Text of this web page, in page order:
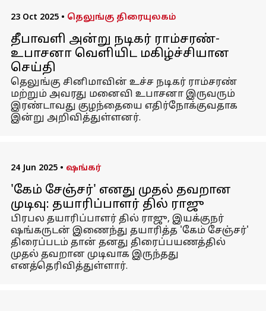
23 Oct 2025 • தெலுங்கு திரையுலகம்
தீபாவளி அன்று நடிகர் ராம்சரண்-
உபாசனா வெளியிட மகிழ்ச்சியான
செய்தி
தெலுங்கு சினிமாவின் உச்ச நடிகர் ராம்சரண்
மற்றும் அவரது மனைவி உபாசனா இருவரும்
இரண்டாவது குழந்தையை எதிர்நோக்குவதாக
இன்று அறிவித்துள்ளனர்.
24 Jun 2025 • ஷங்கர்
'கேம் சேஞ்சர்' எனது முதல் தவறான
முடிவு: தயாரிப்பாளர் தில் ராஜு
பிரபல தயாரிப்பாளர் தில் ராஜு, இயக்குநர்
ஷங்கருடன் இணைந்து தயாரித்த 'கேம் சேஞ்சர்'
திரைப்படம் தான் தனது திரைப்பயணத்தில்
முதல் தவறான முடிவாக இருந்தது
எனத்தெரிவித்துள்ளார்.